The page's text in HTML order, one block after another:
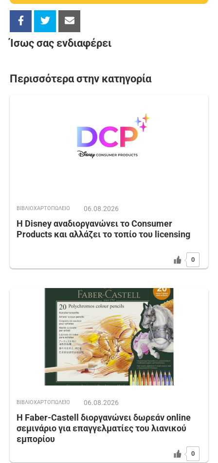
Ίσως σας ενδιαφέρει
Περισσότερα στην κατηγορία
ΒΙΒΛΙΟΧΑΡΤΟΠΩΛΕΙΟ 06.08.2026
Η Disney αναδιοργανώνει το Consumer
Products και αλλάζει το τοπίο του licensing
0
ΒΙΒΛΙΟΧΑΡΤΟΠΩΛΕΙΟ 06.08.2026
Η Faber-Castell διοργανώνει δωρεάν online
σεμινάριο για επαγγελματίες του λιανικού
εμπορίου
0